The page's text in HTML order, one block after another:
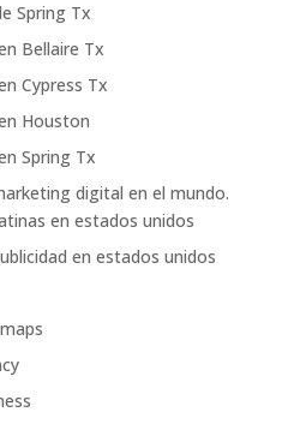
Spring Tx
Bellaire Tx
Cypress Tx
Houston
Spring Tx
digital en el mundo.
en estados unidos
en estados unidos